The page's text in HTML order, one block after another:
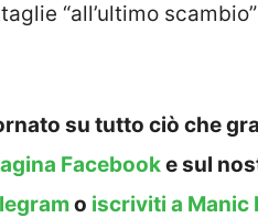
“all’ultimo
su tutto ciò che
Facebooke sul
o iscriviti a Manic